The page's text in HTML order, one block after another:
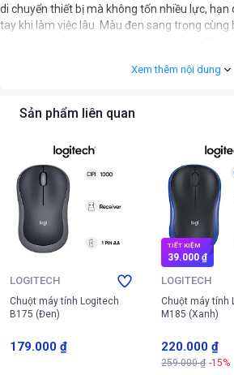
di chuyển thiết bị mà không tốn nhiều lực,
tay khi làm việc lâu. Màu đen sang trọng
Xem thêm nội dung
Sản phẩm liên quan
LOGITECH
Chuột máy tính Logitech
B175 (Đen)
179.000 ₫
TIẾT KIỆM
39.000 ₫
LOGITECH
Chuột máy tính
M185 (Xanh)
220.000 ₫
259.000 ₫ -15%